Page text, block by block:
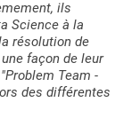
ils
Science à la
résolution de
façon de leur
Team -
des différentes